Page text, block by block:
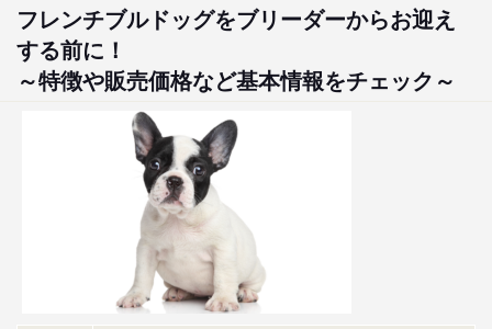
フレンチブルドッグをブリーダーからお迎え
する前に！
～特徴や販売価格など基本情報をチェック～